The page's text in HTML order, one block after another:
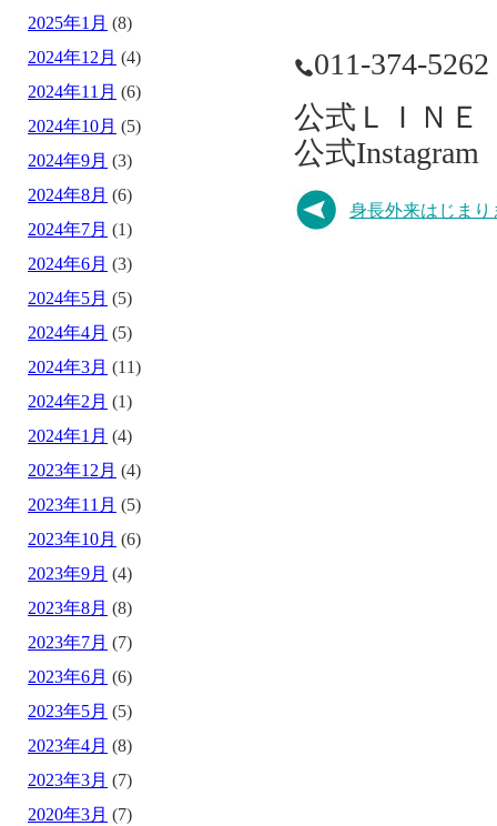
011-374-5262
公式ＬＩＮ
公式
身長外来はじまり
2025年1月 (8)
2024年12月 (4)
2024年11月 (6)
2024年10月 (5)
2024年9月 (3)
2024年8月 (6)
2024年7月 (1)
2024年6月 (3)
2024年5月 (5)
2024年4月 (5)
2024年3月 (11)
2024年2月 (1)
2024年1月 (4)
2023年12月 (4)
2023年11月 (5)
2023年10月 (6)
2023年9月 (4)
2023年8月 (8)
2023年7月 (7)
2023年6月 (6)
2023年5月 (5)
2023年4月 (8)
2023年3月 (7)
2020年3月 (7)